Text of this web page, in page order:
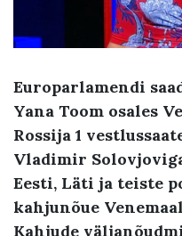
Europarlamendi
Yana Toom osales
Rossija 1
Vladimir
Eesti, Läti ja teiste
kahjunõue
Kahjude